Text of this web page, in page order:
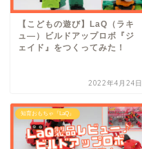
【こどもの遊び】LaQ（ラキ
ュ―）ビルドアップロボ『ジ
ェイド』をつくってみた！
2022年4月24日
知育おもちゃ『LaQ』